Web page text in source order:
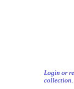
Login or
collection.